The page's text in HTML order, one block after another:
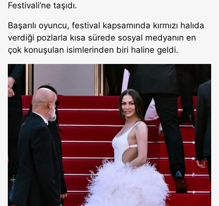
Festivali’ne taşıdı.
Başarılı oyuncu, festival kapsamında kırmızı halıda
verdiği pozlarla kısa sürede sosyal medyanın en
çok konuşulan isimlerinden biri haline geldi.